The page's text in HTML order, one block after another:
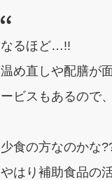
なるほど…!!
温め直しや配膳が
ービスもあるので
少食の方なのかな
やはり補助食品の